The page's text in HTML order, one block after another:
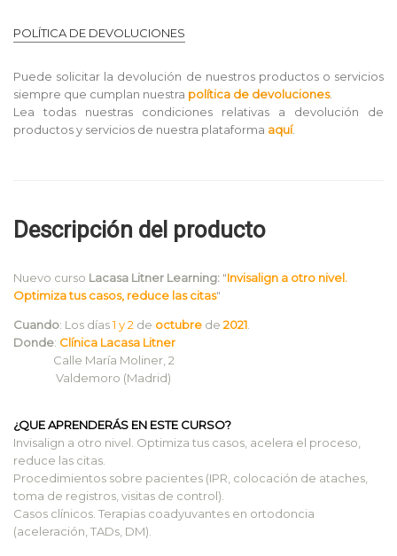
POLÍTICA DE DEVOLUCIONES
Puede solicitar la devolución de nuestros productos o servicios
siempre que cumplan nuestra política de devoluciones.
Lea todas nuestras condiciones relativas a devolución de
productos y servicios de nuestra plataforma aquí.
Descripción del producto
Nuevo curso Lacasa Litner Learning: "Invisalign a otro nivel.
Optimiza tus casos, reduce las citas"
Cuando: Los días1 y 2 de octubre de 2021
Donde: Clínica Lacasa Litner
Calle María Moliner, 2
Valdemoro (Madrid)
¿QUE APRENDERÁS EN ESTE CURSO?
Invisalign a otro nivel. Optimiza tus casos, acelera el proceso,
reduce las citas.
Procedimientos sobre pacientes (IPR, colocación de ataches,
toma de registros, visitas de control).
Casos clínicos. Terapias coadyuvantes en ortodoncia
(aceleración, TADs, DM).